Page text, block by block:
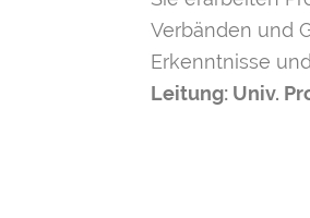
Verbänden und
Erkenntnisse
Leitung: Univ.